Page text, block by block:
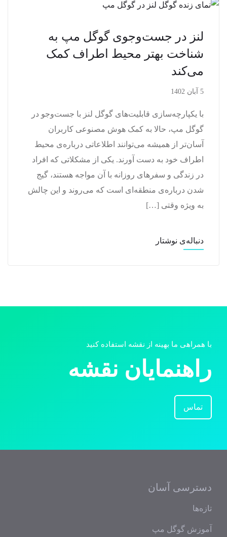
لنز در جست‌وجوی گوگل مپ به
شناخت بهتر محیط اطراف کمک
می‌کند
5 آبان 1402
با یکپارچه‌سازی قابلیت‌های گوگل لنز با جست‌وجو در
گوگل مپ، حالا به کمک هوش مصنوعی کاربران
آسان‌تر از همیشه می‌توانند اطلاعاتی درباره‌ی محیط
اطراف خود به دست آورند. یکی از مشکلاتی که افراد
در زندگی و سفرهای روزانه با آن مواجه هستند، گیج
شدن درباره‌ی منطقه‌ای است که می‌روند و این چالش
به ویژه وقتی […]
دنباله‌ی نوشتار
با همراهی ما بهینه از نقشه استفاده کنید
راهنمایان نقشه
تماس
دسترسی آسان
تازه‌ها
آموزش گوگل مپ